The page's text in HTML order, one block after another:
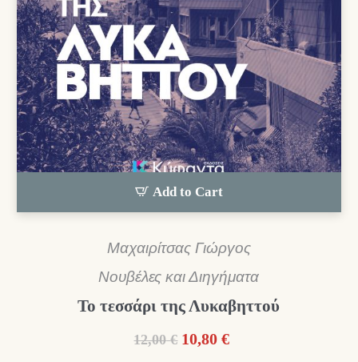
Add to Cart
Μαχαιρίτσας Γιώργος
Νουβέλες και Διηγήματα
Το τεσσάρι της Λυκαβηττού
12,00 € Original
10,80 €Η